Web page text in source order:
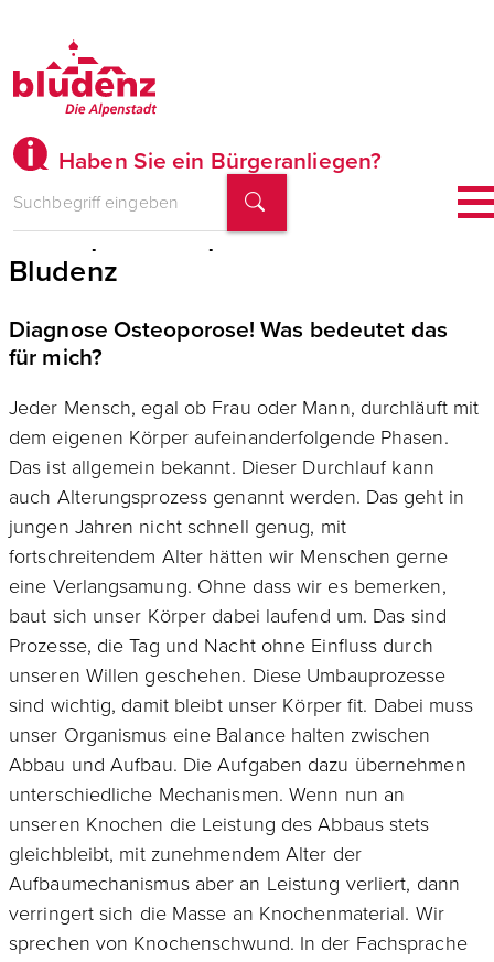
Haben Sie ein Bürgeranliegen?
Osteoporose Sprechstunde in
Bludenz
Diagnose Osteoporose! Was bedeutet das
für mich?
Jeder Mensch, egal ob Frau oder Mann, durchläuft mit
dem eigenen Körper aufeinanderfolgende Phasen.
Das ist allgemein bekannt. Dieser Durchlauf kann
auch Alterungsprozess genannt werden. Das geht in
jungen Jahren nicht schnell genug, mit
fortschreitendem Alter hätten wir Menschen gerne
eine Verlangsamung. Ohne dass wir es bemerken,
baut sich unser Körper dabei laufend um. Das sind
Prozesse, die Tag und Nacht ohne Einfluss durch
unseren Willen geschehen. Diese Umbauprozesse
sind wichtig, damit bleibt unser Körper fit. Dabei muss
unser Organismus eine Balance halten zwischen
Abbau und Aufbau. Die Aufgaben dazu übernehmen
unterschiedliche Mechanismen. Wenn nun an
unseren Knochen die Leistung des Abbaus stets
gleichbleibt, mit zunehmendem Alter der
Aufbaumechanismus aber an Leistung verliert, dann
verringert sich die Masse an Knochenmaterial. Wir
sprechen von Knochenschwund. In der Fachsprache